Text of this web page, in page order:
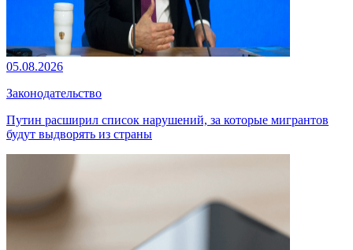
05.08.2026
Законодательство
Путин расширил список нарушений, за которые мигрантов
будут выдворять из страны